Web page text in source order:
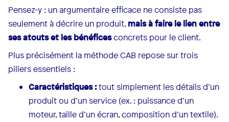
Pensez-y : un argumentaire efficace ne consiste pas
seulement à décrire un produit, mais à faire le lien entre
ses atouts et les bénéficesconcrets pour le client.
Plus précisément la méthode CAB repose sur trois
piliers essentiels :
Caractéristiques :tout simplement les détails d’un
produit ou d’un service (ex. : puissance d’un
moteur, taille d’un écran, composition d’un textile).